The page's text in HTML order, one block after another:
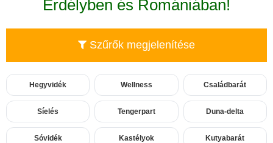
Erdélyben és Romániában!
Szűrők megjelenítése
Hegyvidék Wellness Családbarát
Síelés Tengerpart Duna-delta
Sóvidék Kastélyok Kutyabarát